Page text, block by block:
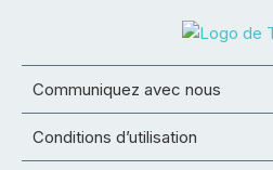
Communiquez avec nous
Conditions d’utilisation